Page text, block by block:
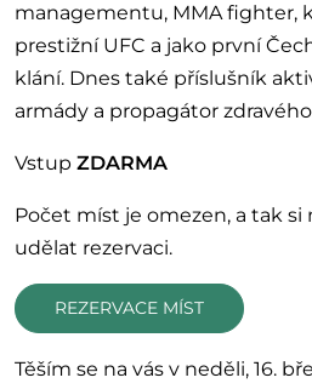
managementu, MMA fighter,
prestižní UFC a jako první
klání. Dnes také příslušník
armády a propagátor
Vstup ZDARMA
Počet míst je omezen, a tak
udělat rezervaci.
REZERVACE MÍST
Těším se na vás v neděli, 16.